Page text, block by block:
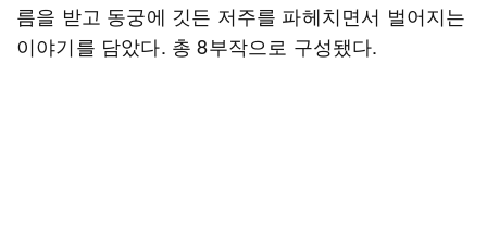
름을 받고 동궁에 깃든 저주를 파헤치면서 벌어지는
이야기를 담았다. 총 8부작으로 구성됐다.